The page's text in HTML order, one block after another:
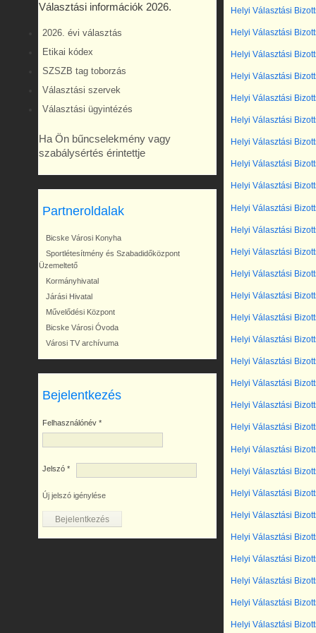
Választási információk 2026.
2026. évi választás
Etikai kódex
SZSZB tag toborzás
Választási szervek
Választási ügyintézés
Ha Ön bűncselekmény vagy
szabálysértés érintettje
Partneroldalak
Bicske Városi Konyha
Sportlétesítmény és Szabadidőközpont
Üzemeltető
Kormányhivatal
Járási Hivatal
Művelődési Központ
Bicske Városi Óvoda
Városi TV archívuma
Bejelentkezés
Felhasználónév *
Jelszó *
Új jelszó igénylése
Helyi Választási
Helyi Választási
Helyi Választási
Helyi Választási
Helyi Választási
Helyi Választási
Helyi Választási
Helyi Választási
Helyi Választási
Helyi Választási
Helyi Választási
Helyi Választási
Helyi Választási
Helyi Választási
Helyi Választási
Helyi Választási
Helyi Választási
Helyi Választási
Helyi Választási
Helyi Választási
Helyi Választási
Helyi Választási
Helyi Választási
Helyi Választási
Helyi Választási
Helyi Választási
Helyi Választási
Helyi Választási
Helyi Választási